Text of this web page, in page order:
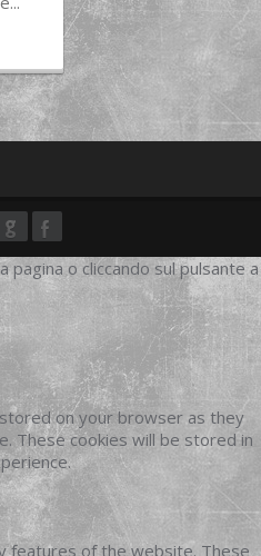
pagina o cliccando sul pulsante a
on your browser as they
These cookies will be stored in
features of the website. These